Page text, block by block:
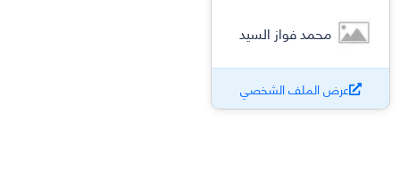
محمد فواز السيد
عرض الملف الشخصي